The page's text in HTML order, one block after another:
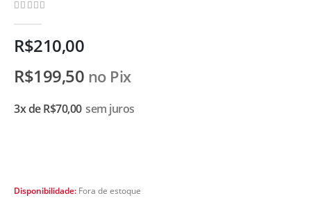
R$210,00
R$199,50 no Pix
3x deR$70,00 sem juros
Disponibilidade: Fora de estoque